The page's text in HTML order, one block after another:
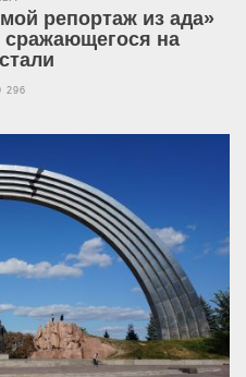
репортаж из ада»
на
296